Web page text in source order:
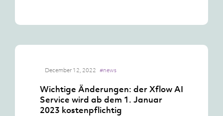
December 12, 2022 #news
Wichtige Änderungen: der Xflow AI
Service wird ab dem 1. Januar
2023 kostenpflichtig